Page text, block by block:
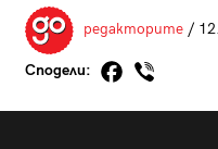
редакторите/
Сподели: